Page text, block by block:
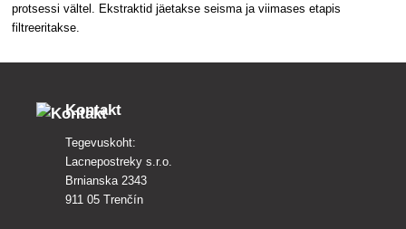
protsessi vältel. Ekstraktid jäetakse seisma ja viimases etapis
filtreeritakse.
Kontakt
Tegevuskoht:
Lacnepostreky s.r.o.
Brnianska 2343
911 05 Trenčín